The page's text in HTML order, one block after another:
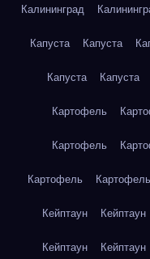
Калининград
Капуста Капуста
Капуста Капуста
Картофель
Картофель
Картофель Картофель
Кейптаун Кейптаун
Кейптаун Кейптаун